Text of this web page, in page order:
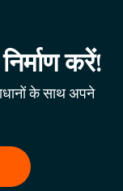
करें!
के साथ अपने